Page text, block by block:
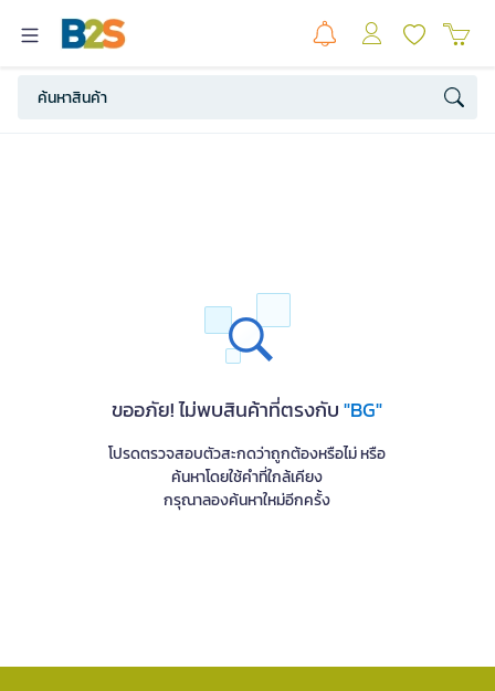
ขออภัย! ไม่พบสินค้าที่ตรงกับ"BG"
โปรดตรวจสอบตัวสะกดว่าถูกต้องหรือไม่ หรือ
ค้นหาโดยใช้คำที่ใกล้เคียง
กรุณาลองค้นหาใหม่อีกครั้ง